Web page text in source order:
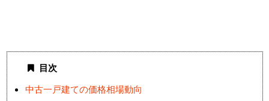
目次
中古一戸建ての価格相場動向